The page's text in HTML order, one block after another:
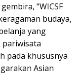
“WICSF
budaya,
yang
pariwisata
pada khususnya
Asian